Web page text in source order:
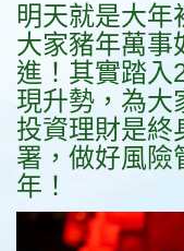
明天就是大年
大家豬年萬事
進！其實踏入
現升勢，為大
投資理財是終
署，做好風險
年！